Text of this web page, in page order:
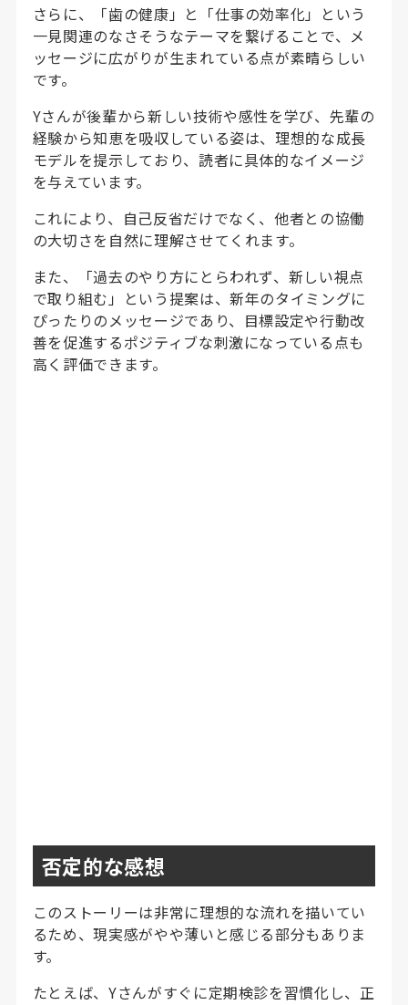
さらに、「歯の健康」と「仕事の効率化」という
一見関連のなさそうなテーマを繋げることで、メ
ッセージに広がりが生まれている点が素晴らしい
です。
Yさんが後輩から新しい技術や感性を学び、先輩の
経験から知恵を吸収している姿は、理想的な成長
モデルを提示しており、読者に具体的なイメージ
を与えています。
これにより、自己反省だけでなく、他者との協働
の大切さを自然に理解させてくれます。
また、「過去のやり方にとらわれず、新しい視点
で取り組む」という提案は、新年のタイミングに
ぴったりのメッセージであり、目標設定や行動改
善を促進するポジティブな刺激になっている点も
高く評価できます。
否定的な感想
このストーリーは非常に理想的な流れを描いてい
るため、現実感がやや薄いと感じる部分もありま
す。
たとえば、Yさんがすぐに定期検診を習慣化し、正